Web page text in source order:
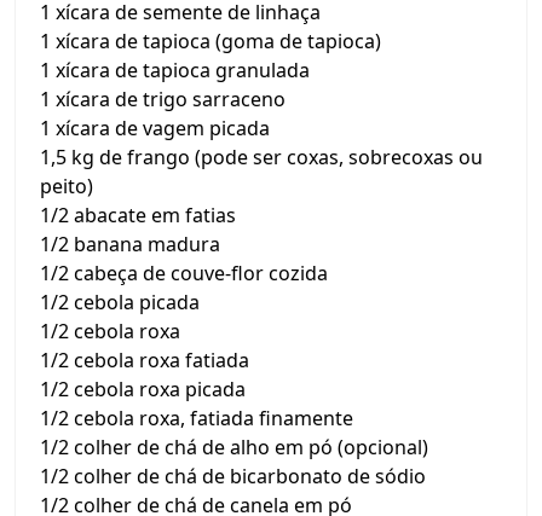
1 xícara de semente de linhaça
1 xícara de tapioca (goma de tapioca)
1 xícara de tapioca granulada
1 xícara de trigo sarraceno
1 xícara de vagem picada
1,5 kg de frango (pode ser coxas, sobrecoxas ou
peito)
1/2 abacate em fatias
1/2 banana madura
1/2 cabeça de couve-flor cozida
1/2 cebola picada
1/2 cebola roxa
1/2 cebola roxa fatiada
1/2 cebola roxa picada
1/2 cebola roxa, fatiada finamente
1/2 colher de chá de alho em pó (opcional)
1/2 colher de chá de bicarbonato de sódio
1/2 colher de chá de canela em pó